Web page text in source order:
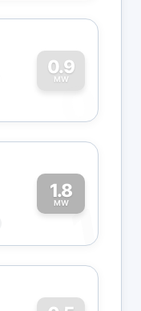
0.9
MW
0
1.8
MW1